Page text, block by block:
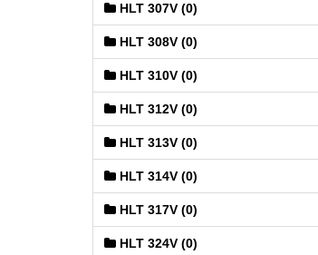
HLT 307V (0)
HLT 308V (0)
HLT 310V (0)
HLT 312V (0)
HLT 313V (0)
HLT 314V (0)
HLT 317V (0)
HLT 324V (0)